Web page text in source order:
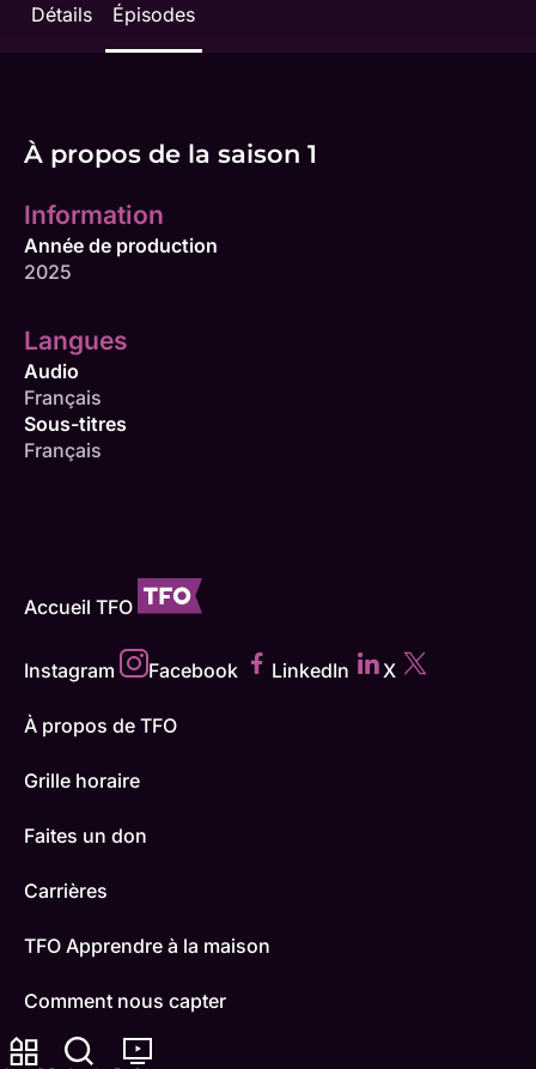
Détails Épisodes
À propos de la saison 1
Information
Année de production
2025
Langues
Audio
Français
Sous-titres
Français
Accueil TFO
Instagram Facebook LinkedIn X
À propos de TFO
Grille horaire
Faites un don
Carrières
TFO Apprendre à la maison
Comment nous capter
Contactez-nous